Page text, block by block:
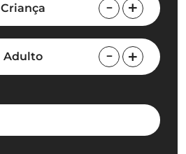
Criança
Adulto